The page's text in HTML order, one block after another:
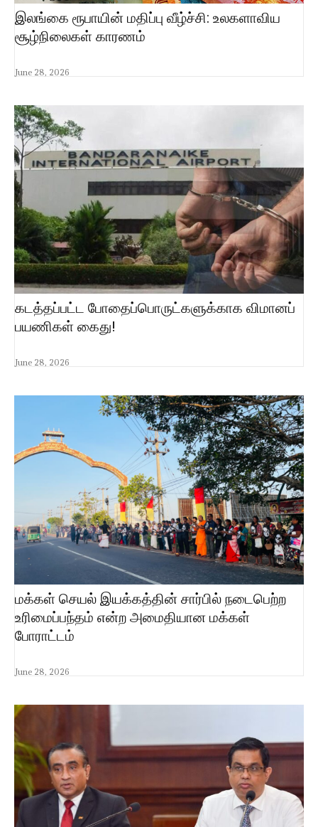
இலங்கை ரூபாயின் மதிப்பு வீழ்ச்சி: உலகளாவிய
சூழ்நிலைகள் காரணம்
June 28, 2026
கடத்தப்பட்ட போதைப்பொருட்களுக்காக விமானப்
பயணிகள் கைது!
June 28, 2026
மக்கள் செயல் இயக்கத்தின் சார்பில் நடைபெற்ற
உரிமைப்பந்தம் என்ற அமைதியான மக்கள்
போராட்டம்
June 28, 2026